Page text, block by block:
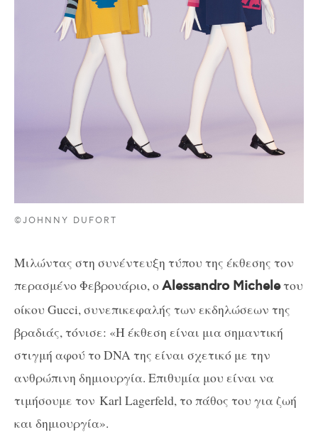
©JOHNNY DUFORT
Μιλώντας στη συνέντευξη τύπου της έκθεσης τον
περασμένο Φεβρουάριο, οAlessandro Micheleτου
οίκου Gucci, συνεπικεφαλής των εκδηλώσεων της
βραδιάς, τόνισε: «Η έκθεση είναι μια σημαντική
στιγμή αφού το DNA της είναι σχετικό με την
ανθρώπινη δημιουργία. Επιθυμία μου είναι να
τιμήσουμε τον Karl Lagerfeld, το πάθος του για ζωή
και δημιουργία».